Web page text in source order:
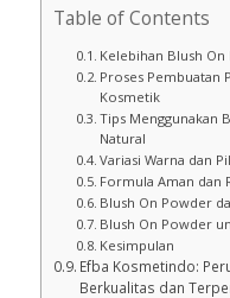
Table of Contents
Kelebihan Blush
Proses Pembuatan
Kosmetik
Tips Menggunakan
Natural
Variasi Warna dan
Formula Aman dan
Blush On Powder
Blush On Powder
Kesimpulan
Efba Kosmetindo:
Berkualitas dan